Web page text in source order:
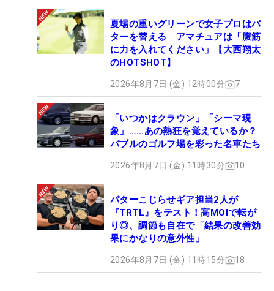
夏場の重いグリーンで女子プロはパ
ターを替える アマチュアは「腹筋
に力を入れてください」【大西翔太
のHOTSHOT】
2026年8月7日 (金) 12時00分 7
「いつかはクラウン」「シーマ現
象」……あの熱狂を覚えているか？
バブルのゴルフ場を彩った名車たち
2026年8月7日 (金) 11時30分 10
パターこじらせギア担当2人が
『TRTL』をテスト！高MOIで転が
り◎、調節も自在で「結果の改善効
果にかなりの意外性」
2026年8月7日 (金) 11時15分 18